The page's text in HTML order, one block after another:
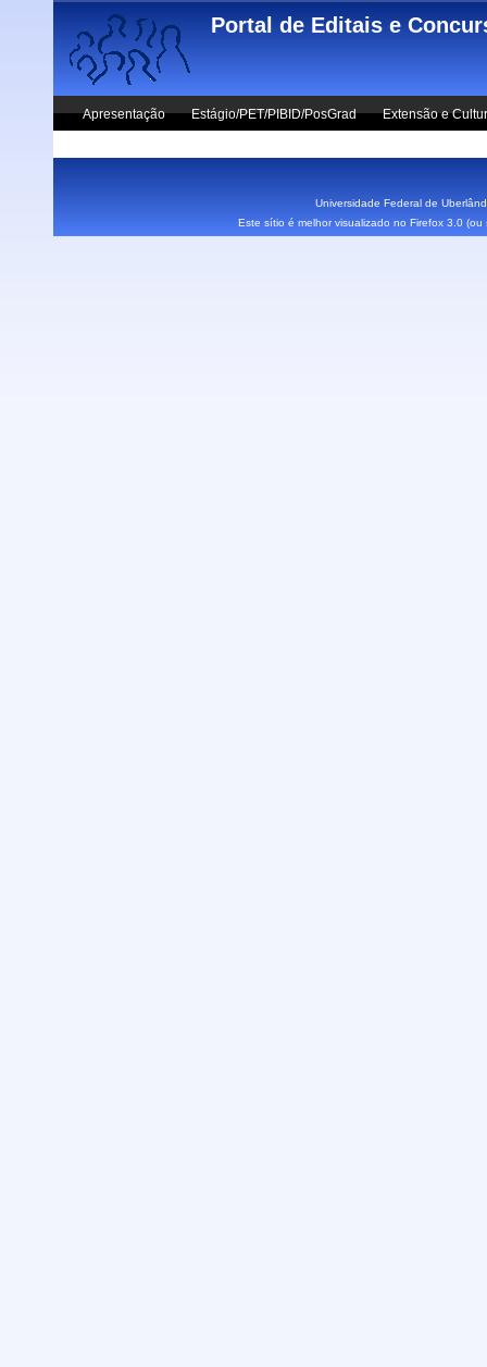
Skip to main content
Portal de Editais e
Apresentação Estágio/PET/PIBID/PosGrad Extensão e
Universidade Federal de
Este sítio é melhor visualizado no Firefox 3.0